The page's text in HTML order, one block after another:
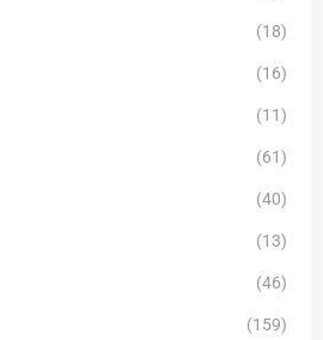
(18)
(16)
(11)
(61)
(40)
(13)
(46)
(159)